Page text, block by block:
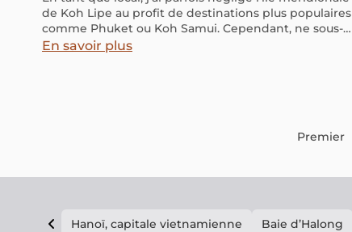
de Koh Lipe au profit de destinations plus populaires
comme Phuket ou Koh Samui. Cependant, ne sous-
estimez pas Koh Lipe. Ayant observé son évolution au
En savoir plus
Premier
Hanoï, capitale vietnamienne Baie d’Halong